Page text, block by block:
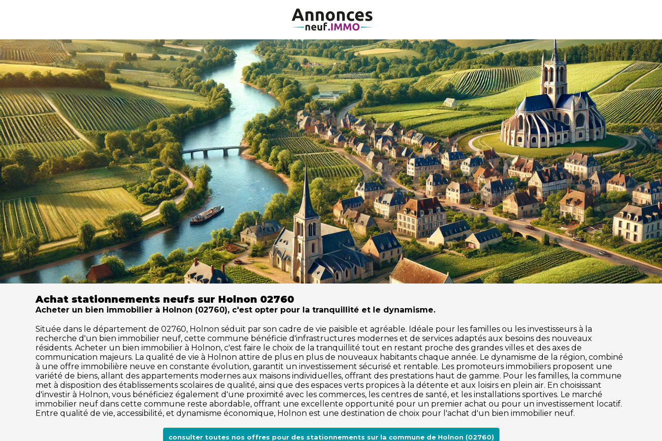
Achat stationnements neufs sur Holnon 02760
Acheter un bien immobilier à Holnon (02760), c'est opter pour la tranquillité et le dynamisme.
Située dans le département de 02760, Holnon séduit par son cadre de vie paisible et agréable. Idéale pour les familles ou les investisseurs à la
recherche d'un bien immobilier neuf, cette commune bénéficie d'infrastructures modernes et de services adaptés aux besoins des nouveaux
résidents. Acheter un bien immobilier à Holnon, c'est faire le choix de la tranquillité tout en restant proche des grandes villes et des axes de
communication majeurs. La qualité de vie à Holnon attire de plus en plus de nouveaux habitants chaque année. Le dynamisme de la région, combiné
à une offre immobilière neuve en constante évolution, garantit un investissement sécurisé et rentable. Les promoteurs immobiliers proposent une
variété de biens, allant des appartements modernes aux maisons individuelles, offrant des prestations haut de gamme. Pour les familles, la commune
met à disposition des établissements scolaires de qualité, ainsi que des espaces verts propices à la détente et aux loisirs en plein air. En choisissant
d'investir à Holnon, vous bénéficiez également d'une proximité avec les commerces, les centres de santé, et les installations sportives. Le marché
immobilier neuf dans cette commune reste abordable, offrant une excellente opportunité pour un premier achat ou pour un investissement locatif.
Entre qualité de vie, accessibilité, et dynamisme économique, Holnon est une destination de choix pour l'achat d'un bien immobilier neuf.
consulter toutes nos offres pour des stationnements sur la commune de Holnon (02760)